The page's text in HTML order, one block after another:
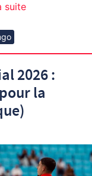
suite
2026 :
la